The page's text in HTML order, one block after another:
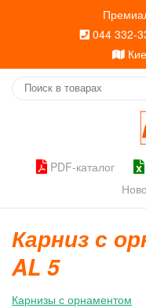
044 332-
PDF-каталог
Карниз с
AL 5
Карнизы с орнаментом